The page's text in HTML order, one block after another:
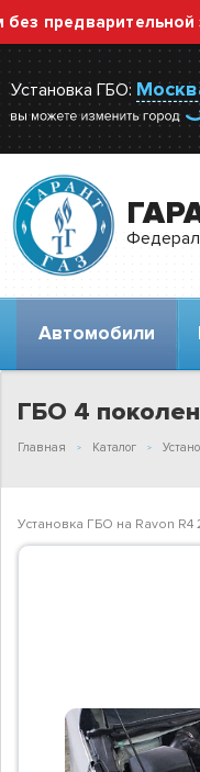
Установка ГБО:
Автомобили
ГБО 4
Главная Каталог
Установка ГБО на Ravon R4